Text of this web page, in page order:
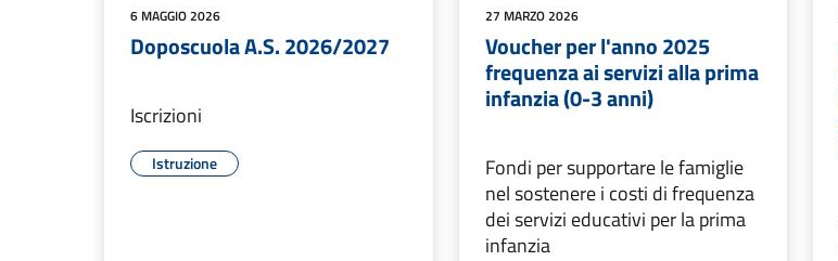
6 MAGGIO 2026
Doposcuola A.S. 2026/2027
Iscrizioni
Istruzione
27 MARZO 2026
Voucher per l'anno 2025
frequenza ai servizi alla prima
infanzia (0-3 anni)
Fondi per supportare le famiglie
nel sostenere i costi di frequenza
dei servizi educativi per la prima
infanzia